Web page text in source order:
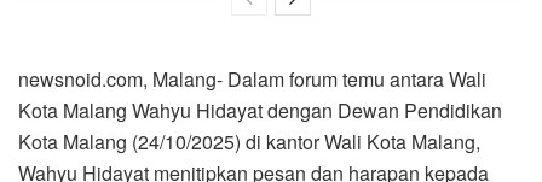
newsnoid.com, Malang- Dalam forum temu antara Wali
Kota Malang Wahyu Hidayat dengan Dewan Pendidikan
Kota Malang (24/10/2025) di kantor Wali Kota Malang,
Wahyu Hidayat menitipkan pesan dan harapan kepada